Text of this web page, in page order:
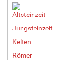
Altsteinzeit
Jungsteinzeit
Kelten
Römer